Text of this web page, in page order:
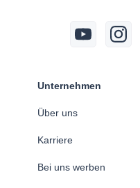
Unternehmen
Über uns
Karriere
Bei uns werben